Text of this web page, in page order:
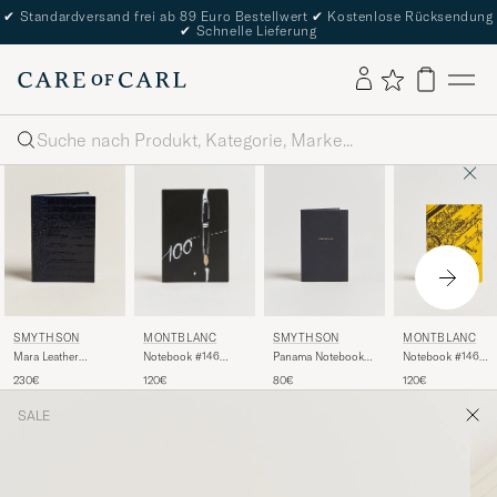
✔ Standardversand frei ab 89 Euro Bestellwert ✔ Kostenlose Rücksendung
✔ Schnelle Lieferung
Suche
SMYTHSON
Mara Leather
230€
MONTBLANC
Notebook #146
years
120€
SMYTHSON
Panama Notebook
80€
MONTBLANC
Notebook #146
Modena Giallo
120€
SALE